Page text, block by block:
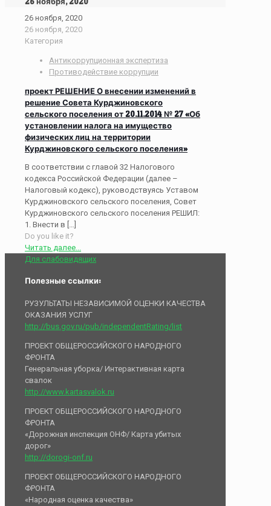
26 ноября, 2020
26 ноября, 2020
Категория
Антикоррупционная экспертиза
Противодействие коррупции
проект РЕШЕНИЕ О внесении изменений в
решение Совета Курджиновского
сельского поселения от 20.11.2014 № 27 «Об
установлении налога на имущество
физических лиц на территории
Курджиновского сельского поселения»
В соответствии с главой 32 Налогового
кодекса Российской Федерации (далее –
Налоговый кодекс), руководствуясь Уставом
Курджиновского сельского поселения, Совет
Курджиновского сельского поселения РЕШИЛ:
1. Внести в […]
Do you like it?
Читать далее...
Для слабовидящих
Полезные ссылки:
РУЗУЛЬТАТЫ НЕЗАВИСИМОЙ ОЦЕНКИ КАЧЕСТВА
ОКАЗАНИЯ УСЛУГ
http://bus.gov.ru/pub/independentRating/list
ПРОЕКТ ОБЩЕРОССИЙСКОГО НАРОДНОГО
ФРОНТА
Генеральная уборка/ Интерактивная карта
свалок
http://www.kartasvalok.ru
ПРОЕКТ ОБЩЕРОССИЙСКОГО НАРОДНОГО
ФРОНТА
«Дорожная инспекция ОНФ/ Карта убитых
дорог»
http://dorogi-onf.ru
ПРОЕКТ ОБЩЕРОССИЙСКОГО НАРОДНОГО
ФРОНТА
«Народная оценка качества»